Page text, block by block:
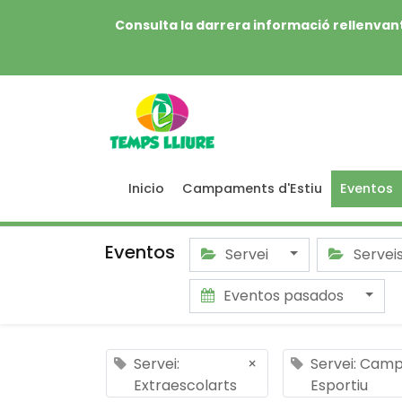
Consulta la darrera informació
Inicio Campaments d'Estiu Eventos
Eventos Servei
Eventos pasados
Servei:
Extraescolarts
×
Servei:
Esportiu